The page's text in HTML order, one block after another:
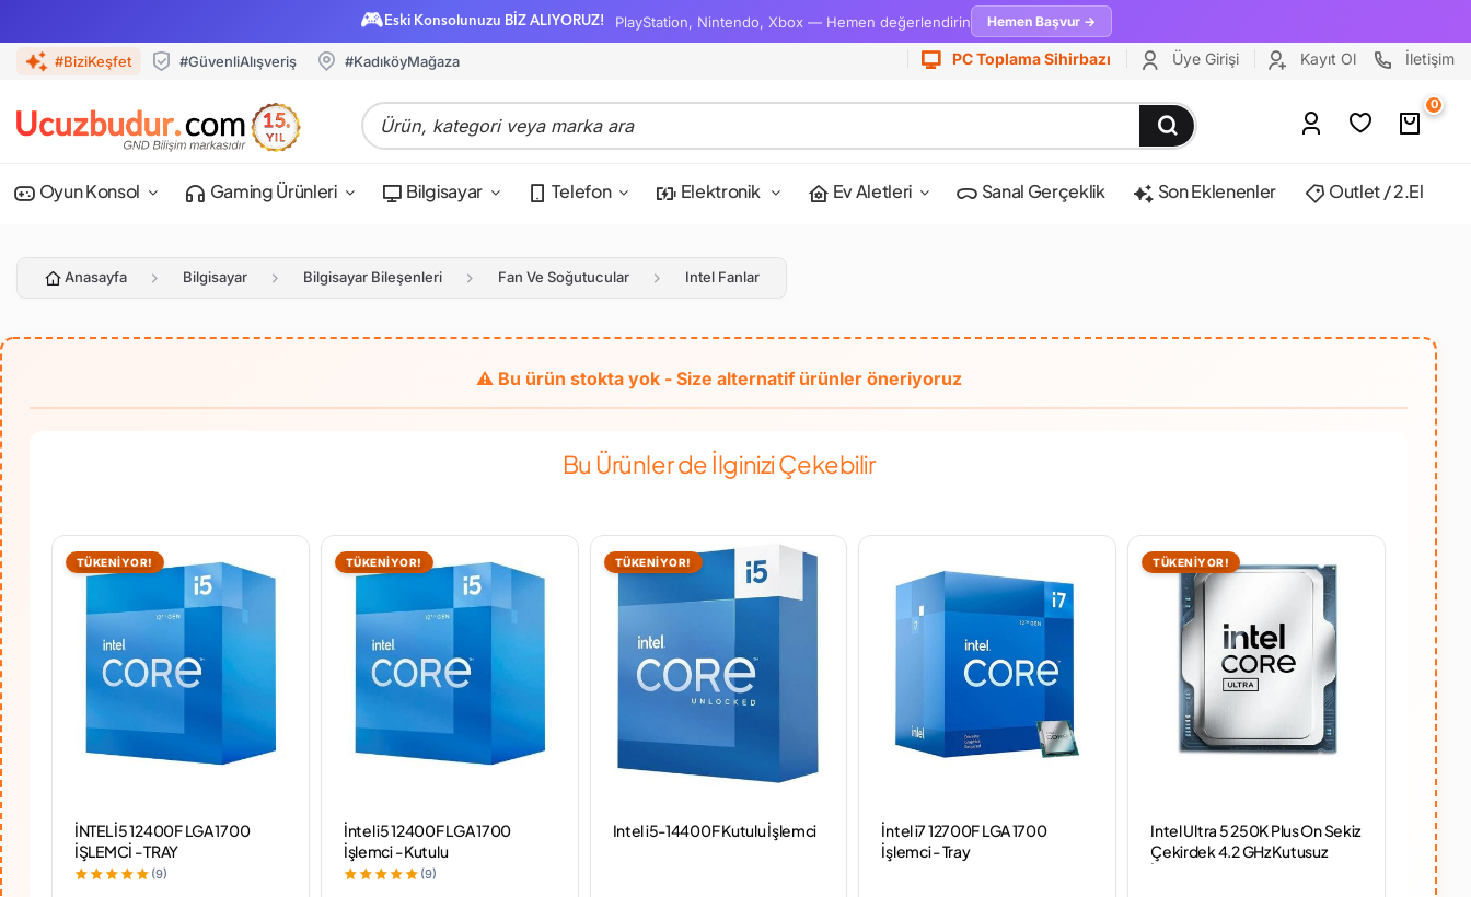
🎮 Eski Konsolunuzu BİZ ALIYORUZ! PlayStation, Nintendo, Xbox — Hemen değerlendirin Hemen Başvur →
#BiziKeşfet #GüvenliAlışveriş #KadıköyMağaza PC Toplama Sihirbazı Üye Girişi Kayıt Ol İletişim
0
Oyun Konsol Gaming Ürünleri Bilgisayar Telefon Elektronik Ev Aletleri Sanal Gerçeklik Son Eklenenler Outlet / 2.El
Anasayfa Bilgisayar Bilgisayar Bileşenleri Fan Ve Soğutucular Intel Fanlar
Bu Ürünler de İlginizi Çekebilir
TÜKENİYOR!
İNTEL İ5 12400F LGA 1700
İŞLEMCİ - TRAY
(9)
TÜKENİYOR!
İntel i5 12400F LGA 1700
İşlemci - Kutulu
(9)
TÜKENİYOR!
Intel i5-14400F Kutulu İşlemci
İntel i7 12700F LGA 1700
İşlemci - Tray
TÜKENİYOR!
Intel Ultra 5 250K Plus On Sekiz
Çekirdek 4.2 GHz Kutusuz
İntel